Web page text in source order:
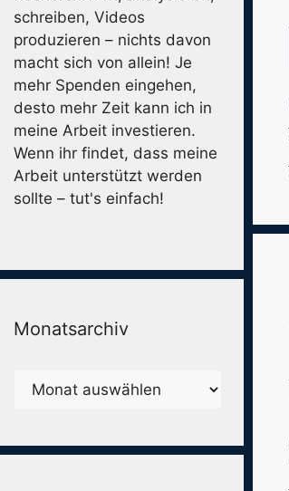
schreiben, Videos
produzieren – nichts davon
macht sich von allein! Je
mehr Spenden eingehen,
desto mehr Zeit kann ich in
meine Arbeit investieren.
Wenn ihr findet, dass meine
Arbeit unterstützt werden
sollte – tut's einfach!
Monatsarchiv
Monatsarchiv